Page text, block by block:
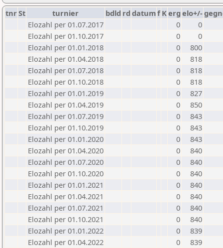
tnrSt turnier bdld rd datumf Kerg elo+/-
Elozahl per 01.07.2017
0
0
Elozahl per 01.10.2017
0
0
Elozahl per 01.01.2018
0
800
Elozahl per 01.04.2018
0
818
Elozahl per 01.07.2018
0
818
Elozahl per 01.10.2018
0
818
Elozahl per 01.01.2019
0
827
Elozahl per 01.04.2019
0
850
Elozahl per 01.07.2019
0
843
Elozahl per 01.10.2019
0
843
Elozahl per 01.01.2020
0
843
Elozahl per 01.04.2020
0
840
Elozahl per 01.07.2020
0
840
Elozahl per 01.10.2020
0
840
Elozahl per 01.01.2021
0
840
Elozahl per 01.04.2021
0
840
Elozahl per 01.07.2021
0
840
Elozahl per 01.10.2021
0
840
Elozahl per 01.01.2022
0
839
Elozahl per 01.04.2022
0
839